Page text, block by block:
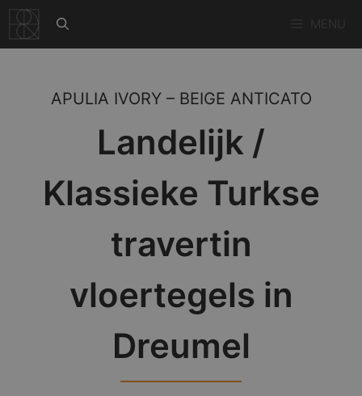
naar
de
APULIA IVORY – BEIGE ANTICATO
Landelijk /
Klassieke Turkse
travertin
vloertegels in
Dreumel